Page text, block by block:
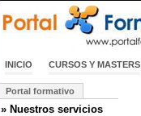
INICIO CURSOS Y MASTERS
Portal formativo
» Nuestros servicios